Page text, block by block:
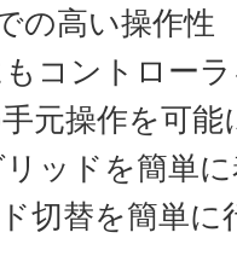
の高い操作性
コントロー
元操作を可
ッドを簡単
切替を簡単に